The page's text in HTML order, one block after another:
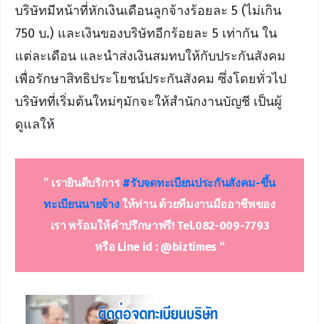
บริษัทมีหน้าที่หักเงินเดือนลูกจ้างร้อยละ 5 (ไม่เกิน
750 บ.) และเงินของบริษัทอีกร้อยละ 5 เท่ากัน ใน
แต่ละเดือน และนำส่งเงินสมทบให้กับประกันสังคม
เพื่อรักษาสิทธิประโยชน์ประกันสังคม ซึ่งโดยทั่วไป
บริษัทที่เริ่มต้นใหม่ๆมักจะให้สำนักงานบัญชี เป็นผู้
ดูแลให้
” เรายินดีบริการ #รับจดทะเบียนประกันสังคม-ขึ้น
ทะเบียนนายจ้างให้ท่าน ด้วยทีมงานมืออาชีพของ
เรา พร้อมให้คำปรึกษาฟรี! Tel.082-009-7793
หรือ Line id : @biztimes “